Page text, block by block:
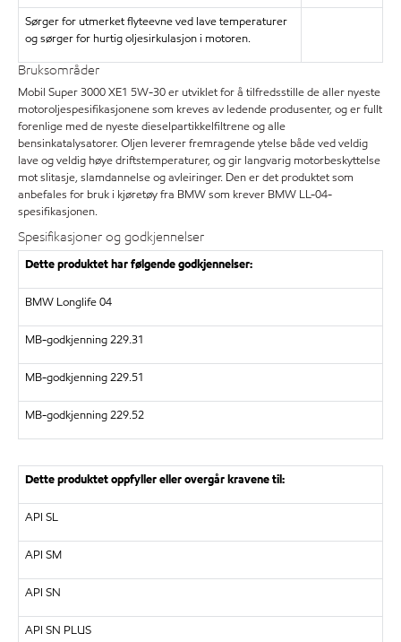
Sørger for utmerket flyteevne ved lave temperaturer
og sørger for hurtig oljesirkulasjon i motoren.
Bruksområder
Mobil Super 3000 XE1 5W-30 er utviklet for å tilfredsstille de aller nyeste
motoroljespesifikasjonene som kreves av ledende produsenter, og er fullt
forenlige med de nyeste dieselpartikkelfiltrene og alle
bensinkatalysatorer. Oljen leverer fremragende ytelse både ved veldig
lave og veldig høye driftstemperaturer, og gir langvarig motorbeskyttelse
mot slitasje, slamdannelse og avleiringer. Den er det produktet som
anbefales for bruk i kjøretøy fra BMW som krever BMW LL-04-
spesifikasjonen.
Spesifikasjoner og godkjennelser
Dette produktet har følgende godkjennelser:
BMW Longlife 04
MB-godkjenning 229.31
MB-godkjenning 229.51
MB-godkjenning 229.52
Dette produktet oppfyller eller overgår kravene til:
API SL
API SM
API SN
API SN PLUS